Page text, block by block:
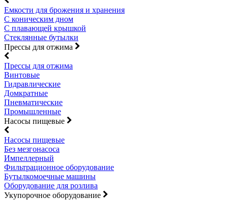
Емкости для брожения и хранения
С коническим дном
С плавающей крышкой
Стеклянные бутылки
Прессы для отжима
Прессы для отжима
Винтовые
Гидравлические
Домкратные
Пневматические
Промышленные
Насосы пищевые
Насосы пищевые
Без мезгонасоса
Импеллерный
Фильтрационное оборудование
Бутылкомоечные машины
Оборудование для розлива
Укупорочное оборудование